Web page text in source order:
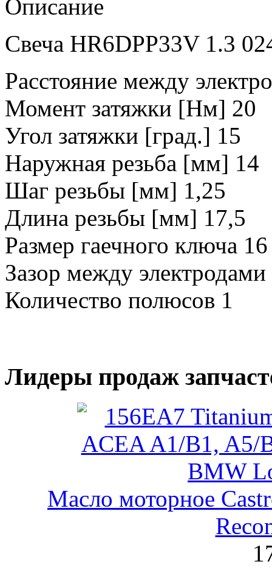
Описание
Свеча HR6DPP33V 1.3
Расстояние между
Момент затяжки [Нм] 20
Угол затяжки [град.] 15
Наружная резьба [мм] 14
Шаг резьбы [мм] 1,25
Длина резьбы [мм] 17,5
Размер гаечного ключа 16
Зазор между
Количество полюсов 1
Лидеры продаж
Масло моторное